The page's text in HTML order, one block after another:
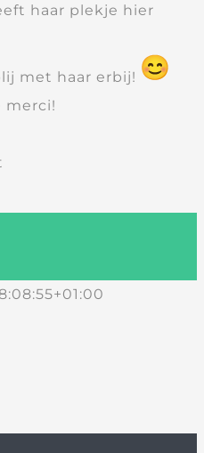
haar plekje hier
met haar erbij!
merci!